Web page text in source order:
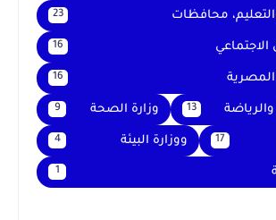
محافظات 23
الاجتماعي 16
المصرية 16
13 وزارة الصحة 9
17 ووزارة البيئة 4
1